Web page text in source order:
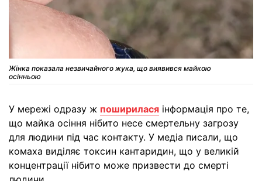
Жінка показала незвичайного жука, що виявився майкою
осінньою
У мережі одразу ж поширилася інформація про те,
що майка осіння нібито несе смертельну загрозу
для людини під час контакту. У медіа писали, що
комаха виділяє токсин кантаридин, що у великій
концентрації нібито може призвести до смерті